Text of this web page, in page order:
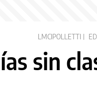
LMCIPOLLETTI
sin